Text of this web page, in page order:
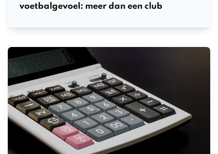
voetbalgevoel: meer dan een club